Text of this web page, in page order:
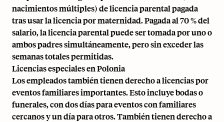
nacimientos múltiples) de licencia parental pagada
tras usar la licencia por maternidad. Pagada al 70 % del
salario, la licencia parental puede ser tomada por uno o
ambos padres simultáneamente, pero sin exceder las
semanas totales permitidas.
Licencias especiales en Polonia
Los empleados también tienen derecho a licencias por
eventos familiares importantes. Esto incluye bodas o
funerales, con dos días para eventos con familiares
cercanos y un día para otros. También tienen derecho a